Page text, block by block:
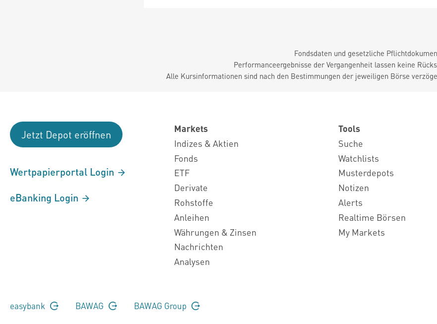
Fondsdaten und gesetzliche
Performanceergebnisse der Vergangenheit lassen keine
Alle Kursinformationen sind nach den Bestimmungen der jeweiligen Börse
Jetzt Depot eröffnen
Wertpapierportal Login
eBanking Login
Markets
Indizes & Aktien
Fonds
ETF
Derivate
Rohstoffe
Anleihen
Währungen & Zinsen
Nachrichten
Analysen
Tools
Suche
Watchlists
Musterdepots
Notizen
Alerts
Realtime Börsen
My Markets
easybank BAWAG BAWAG Group